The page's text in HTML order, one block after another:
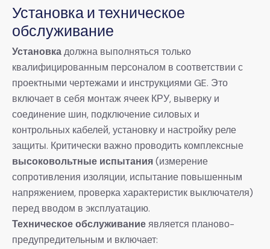
Установка и техническое
обслуживание
Установка​ должна выполняться только
квалифицированным персоналом в соответствии с
проектными чертежами и инструкциями GE. Это
включает в себя монтаж ячеек КРУ, выверку и
соединение шин, подключение силовых и
контрольных кабелей, установку и настройку реле
защиты. Критически важно проводить комплексные
высоковольтные испытания​ (измерение
сопротивления изоляции, испытание повышенным
напряжением, проверка характеристик выключателя)
перед вводом в эксплуатацию.
Техническое обслуживание​ является планово-
предупредительным и включает: